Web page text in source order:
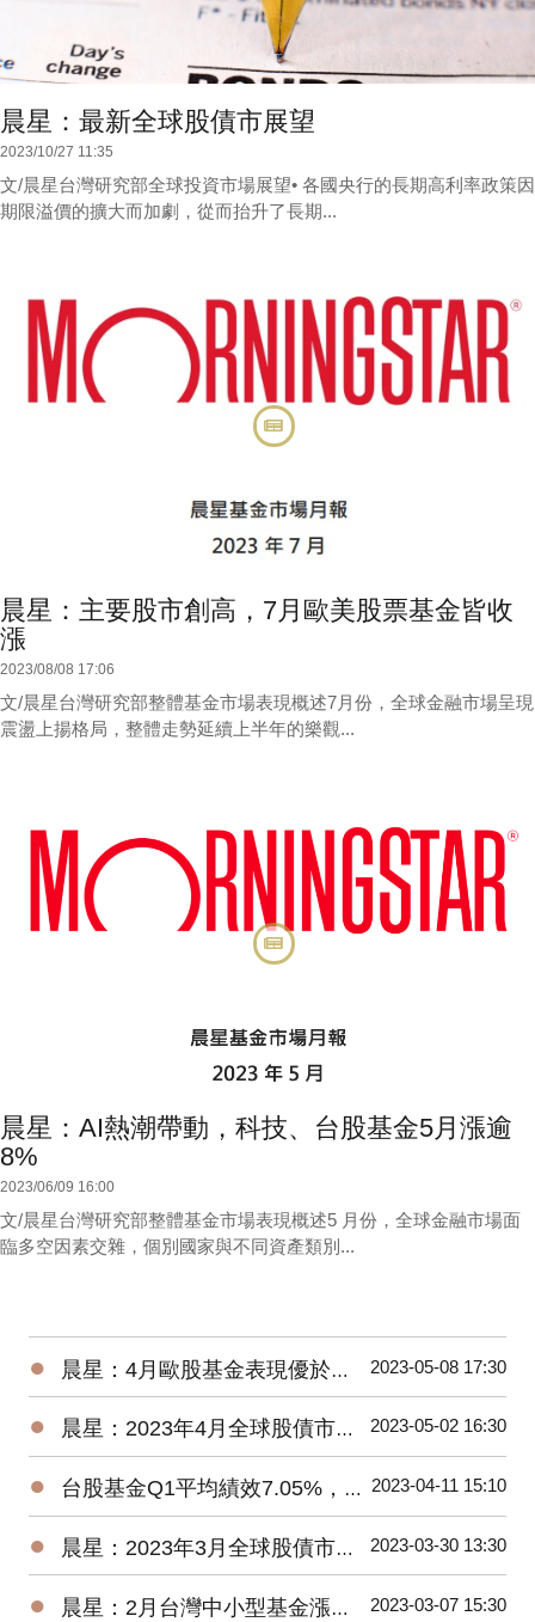
晨星：最新全球股債市展望
2023/10/27 11:35
文/晨星台灣研究部全球投資市場展望• 各國央行的長期高利率政策因
期限溢價的擴大而加劇，從而抬升了長期...
晨星：主要股市創高，7月歐美股票基金皆收
漲
2023/08/08 17:06
文/晨星台灣研究部整體基金市場表現概述7月份，全球金融市場呈現
震盪上揚格局，整體走勢延續上半年的樂觀...
晨星：AI熱潮帶動，科技、台股基金5月漲逾
8%
2023/06/09 16:00
文/晨星台灣研究部整體基金市場表現概述5 月份，全球金融市場面
臨多空因素交雜，個別國家與不同資產類別...
● 晨星：4月歐股基金表現優於美股、亞股，債券基金漲跌不一 2023-05-08 17:30
● 晨星：2023年4月全球股債市展望 2023-05-02 16:30
● 台股基金Q1平均績效7.05%，台灣中小型平均報酬率來到18.93% 2023-04-11 15:10
● 晨星：2023年3月全球股債市展望 2023-03-30 13:30
● 晨星：2月台灣中小型基金漲逾4%，債券基金全軍覆沒 2023-03-07 15:30